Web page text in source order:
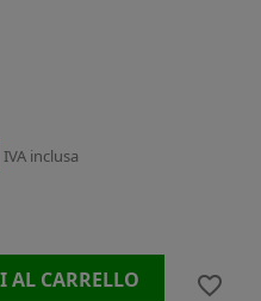
IVA inclusa
AL CARRELLO
favorite_border